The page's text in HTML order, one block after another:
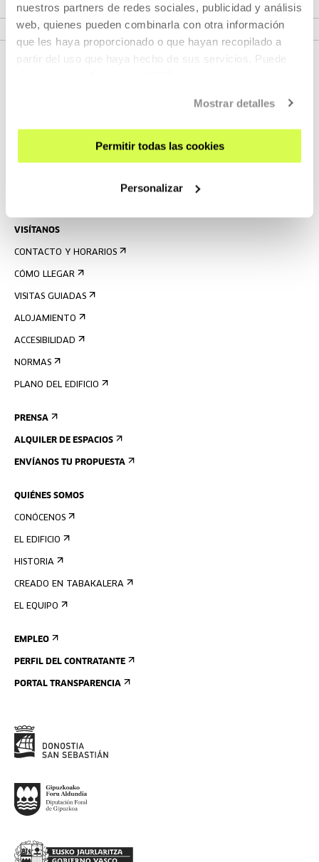
nuestros partners de redes sociales, publicidad y análisis
web, quienes pueden combinarla con otra información
que les haya proporcionado o que hayan recopilado a
partir del uso que haya hecho de sus servicios. Puede
Mostrar detalles
Permitir todas las cookies
Personalizar
VER CICLO
VISÍTANOS
CONTACTO Y HORARIOS
CÓMO LLEGAR
VISITAS GUIADAS
ALOJAMIENTO
ACCESIBILIDAD
NORMAS
PLANO DEL EDIFICIO
PRENSA
ALQUILER DE ESPACIOS
ENVÍANOS TU PROPUESTA
QUIÉNES SOMOS
CONÓCENOS
EL EDIFICIO
HISTORIA
CREADO EN TABAKALERA
EL EQUIPO
EMPLEO
PERFIL DEL CONTRATANTE
PORTAL TRANSPARENCIA